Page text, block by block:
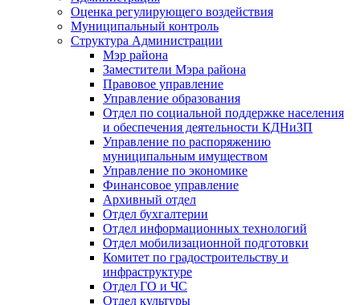
Оценка регулирующего воздействия
Муниципальный контроль
Структура Администрации
Мэр района
Заместители Мэра района
Правовое управление
Управление образования
Отдел по социальной поддержке населения
и обеспечения деятельности КДНиЗП
Управление по распоряжению
муниципальным имуществом
Управление по экономике
Финансовое управление
Архивный отдел
Отдел бухгалтерии
Отдел информационных технологий
Отдел мобилизационной подготовки
Комитет по градостроительству и
инфраструктуре
Отдел ГО и ЧС
Отдел культуры